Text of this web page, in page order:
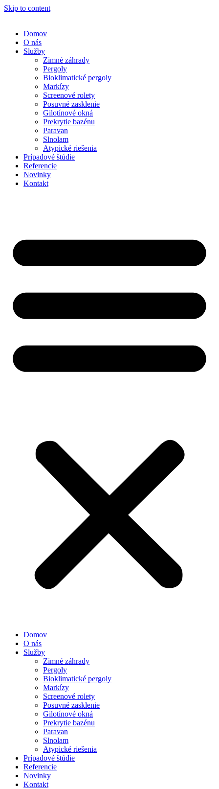
Skip to content
Domov
O nás
Služby
Zimné záhrady
Pergoly
Bioklimatické pergoly
Markízy
Screenové rolety
Posuvné zasklenie
Gilotínové okná
Prekrytie bazénu
Paravan
Slnolam
Atypické riešenia
Prípadové štúdie
Referencie
Novinky
Kontakt
Domov
O nás
Služby
Zimné záhrady
Pergoly
Bioklimatické pergoly
Markízy
Screenové rolety
Posuvné zasklenie
Gilotínové okná
Prekrytie bazénu
Paravan
Slnolam
Atypické riešenia
Prípadové štúdie
Referencie
Novinky
Kontakt